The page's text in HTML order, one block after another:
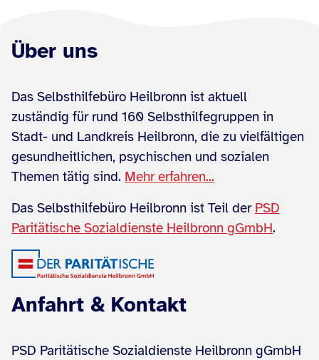
Über uns
Das Selbsthilfebüro Heilbronn ist aktuell
zuständig für rund 160 Selbsthilfegruppen in
Stadt- und Landkreis Heilbronn, die zu vielfältigen
gesundheitlichen, psychischen und sozialen
Themen tätig sind. Mehr erfahren...
Das Selbsthilfebüro Heilbronn ist Teil der PSD
Paritätische Sozialdienste Heilbronn gGmbH.
Anfahrt & Kontakt
PSD Paritätische Sozialdienste Heilbronn gGmbH